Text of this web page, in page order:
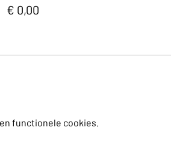
€ 0,00
functionele cookies.